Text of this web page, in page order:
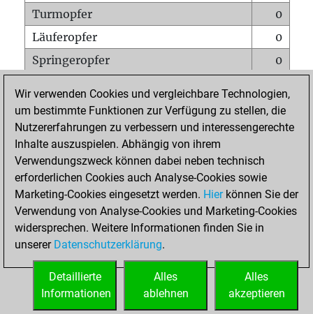
Turmopfer
0
Läuferopfer
0
Springeropfer
0
Matt auf vollem Brett
0
Bauer setzt Matt
0
Erstickte Matts
Unterverwandlungen
Türme auf der siebten
0
STARTSEITE
Wir verwenden Cookies und vergleichbare Technologien,
um bestimmte Funktionen zur Verfügung zu stellen, die
Nutzererfahrungen zu verbessern und interessengerechte
Inhalte auszuspielen. Abhängig von ihrem
Verwendungszweck können dabei neben technisch
erforderlichen Cookies auch Analyse-Cookies sowie
Marketing-Cookies eingesetzt werden. Hierkönnen Sie der
Verwendung von Analyse-Cookies und Marketing-Cookies
widersprechen. Weitere Informationen finden Sie in
unserer Datenschutzerklärung.
Alles
akzeptieren
Alles
ablehnen
Detaillierte
Informationen